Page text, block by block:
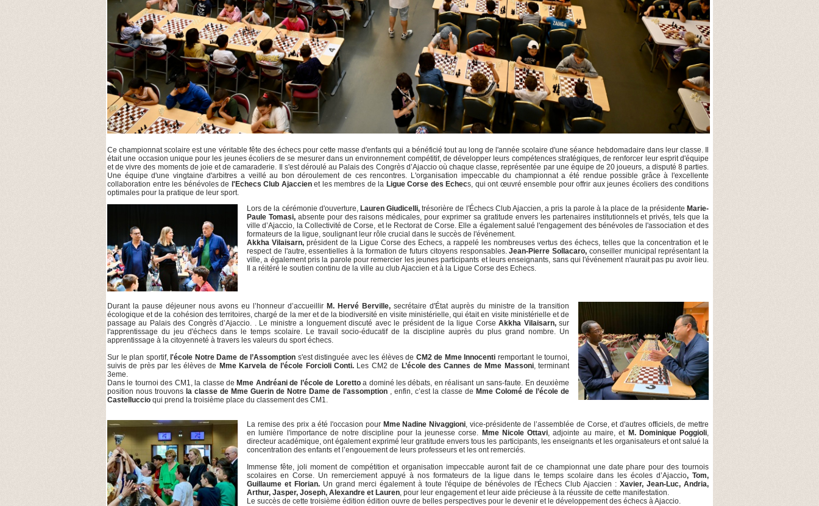
Ce championnat scolaire est une véritable fête des échecs pour cette masse d'enfants qui a bénéficié tout au long de l'année scolaire d'une séance hebdomadaire dans leur classe. Il
était une occasion unique pour les jeunes écoliers de se mesurer dans un environnement compétitif, de développer leurs compétences stratégiques, de renforcer leur esprit d'équipe
et de vivre des moments de joie et de camaraderie. Il s'est déroulé au Palais des Congrès d’Ajaccio où chaque classe, représentée par une équipe de 20 joueurs, a disputé 8 parties.
Une équipe d'une vingtaine d'arbitres a veillé au bon déroulement de ces rencontres. L'organisation impeccable du championnat a été rendue possible grâce à l'excellente
collaboration entre les bénévoles de l'Echecs Club Ajaccienet les membres de la Ligue Corse des Echecs, qui ont œuvré ensemble pour offrir aux jeunes écoliers des conditions
optimales pour la pratique de leur sport.
Lors de la cérémonie d'ouverture, Lauren Giudicelli, trésorière de l'Échecs Club Ajaccien, a pris la parole à la place de la présidenteMarie-
Paule Tomasi, absente pour des raisons médicales, pour exprimer sa gratitude envers les partenaires institutionnels et privés, tels que la
ville d’Ajaccio, la Collectivité de Corse, et le Rectorat de Corse. Elle a également salué l'engagement des bénévoles de l'association et des
formateurs de la ligue, soulignant leur rôle crucial dans le succès de l'événement.
Akkha Vilaisarn, président de la Ligue Corse des Echecs, a rappelé les nombreuses vertus des échecs, telles que la concentration et le
respect de l'autre, essentielles à la formation de futurs citoyens responsables.Jean-Pierre Sollacaro, conseiller municipal représentant la
ville, a également pris la parole pour remercier les jeunes participants et leurs enseignants, sans qui l'événement n'aurait pas pu avoir lieu.
Il a réitéré le soutien continu de la ville au club Ajaccien et à la Ligue Corse des Echecs.
Durant la pause déjeuner nous avons eu l’honneur d’accueillir M. Hervé Berville, secrétaire d'État auprès du ministre de la transition
écologique et de la cohésion des territoires, chargé de la mer et de la biodiversité en visite ministérielle, qui était en visite ministérielle et de
passage au Palais des Congrès d’Ajaccio. . Le ministre a longuement discuté avec le président de la ligue CorseAkkha Vilaisarn,sur
l'apprentissage du jeu d'échecs dans le temps scolaire. Le travail socio-éducatif de la discipline auprès du plus grand nombre. Un
apprentissage à la citoyenneté à travers les valeurs du sport échecs.
Sur le plan sportif,l'école Notre Dame de l’Assomption s'est distinguée avec les élèves de CM2 de Mme Innocenti remportant le tournoi,
suivis de près par les élèves de Mme Karvela de l’école Forcioli Conti.Les CM2 de L’école des Cannes de Mme Massoni, terminant
3eme.
Dans le tournoi des CM1, la classe deMme Andréani de l’école de Lorettoa dominé les débats, en réalisant un sans-faute. En deuxième
position nous trouvons la classe de Mme Guerin de Notre Dame de l’assomption , enfin, c’est la classe de Mme Colomé de l’école de
Castelluccio qui prend la troisième place du classement des CM1.
La remise des prix a été l'occasion pour Mme Nadine Nivaggioni , vice-présidente de l’assemblée de Corse, et d'autres officiels, de mettre
en lumière l'importance de notre discipline pour la jeunesse corse. Mme Nicole Ottavi , adjointe au maire, et M. Dominique Poggioli
directeur académique, ont également exprimé leur gratitude envers tous les participants, les enseignants et les organisateurs et ont salué la
concentration des enfants et l’engouement de leurs professeurs et les ont remerciés.
Immense fête, joli moment de compétition et organisation impeccable auront fait de ce championnat une date phare pour des tournois
scolaires en Corse. Un remerciement appuyé à nos formateurs de la ligue dans le temps scolaire dans les écoles d’Ajaccio, Tom,
Guillaume et Florian. Un grand merci également à toute l'équipe de bénévoles de l'Échecs Club Ajaccien :Xavier, Jean-Luc, Andria,
Arthur, Jasper, Joseph, Alexandre et Lauren , pour leur engagement et leur aide précieuse à la réussite de cette manifestation.
Le succès de cette troisième édition édition ouvre de belles perspectives pour le devenir et le développement des échecs à Ajaccio.